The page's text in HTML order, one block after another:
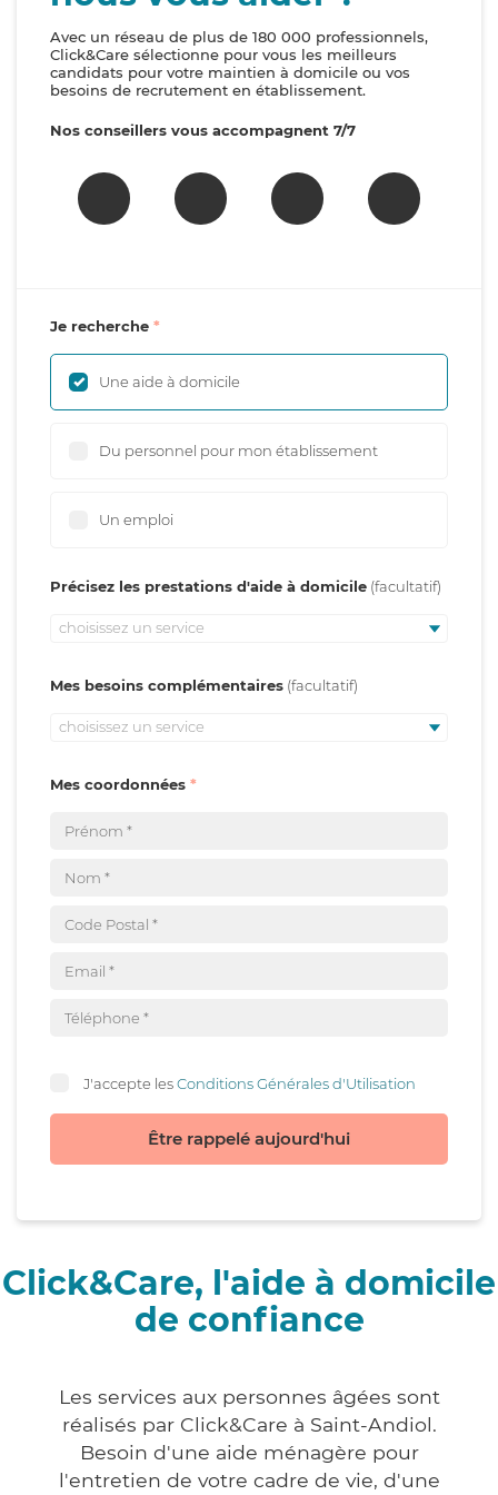
Avec un réseau de plus de 180 000 professionnels,
Click&Care sélectionne pour vous les meilleurs
candidats pour votre maintien à domicile ou vos
besoins de recrutement en établissement.
Nos conseillers vous accompagnent 7/7
Je recherche
Une aide à domicile
Du personnel pour mon établissement
Un emploi
Précisez les prestations d'aide à domicile
choisissez un service
Mes besoins complémentaires
choisissez un service
Mes coordonnées
J'accepte lesConditions Générales d'Utilisation
Être rappelé aujourd'hui
Click&Care, l'aide à domicile
de confiance
Les services aux personnes âgées sont
réalisés par Click&Care à Saint-Andiol.
Besoin d'une aide ménagère pour
l'entretien de votre cadre de vie, d'une